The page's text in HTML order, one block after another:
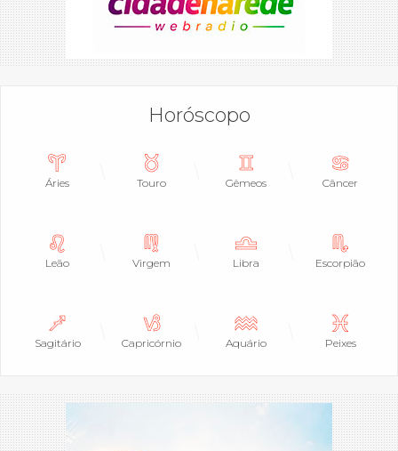
Horóscopo
Áries Touro Gêmeos Câncer
Leão Virgem Libra Escorpião
Sagitário Capricórnio Aquário Peixes